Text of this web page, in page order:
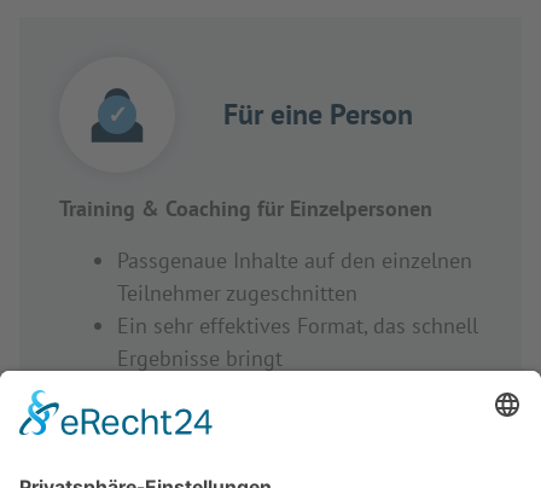
✓ Für eine Person
Training & Coaching für Einzelpersonen
Passgenaue Inhalte auf den einzelnen
Teilnehmer zugeschnitten
Ein sehr effektives Format, das schnell
Ergebnisse bringt
motivieren und wirken